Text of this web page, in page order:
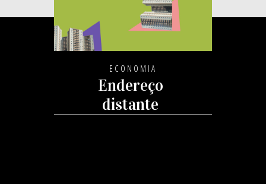
ECONOMIA
Endereço
distante